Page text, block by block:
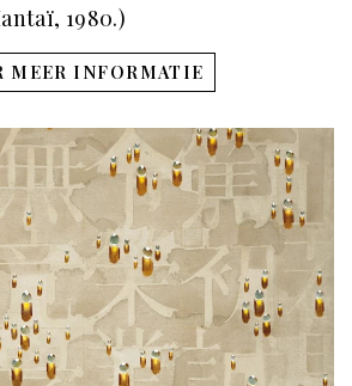
1980.)
MEER INFORMATIE